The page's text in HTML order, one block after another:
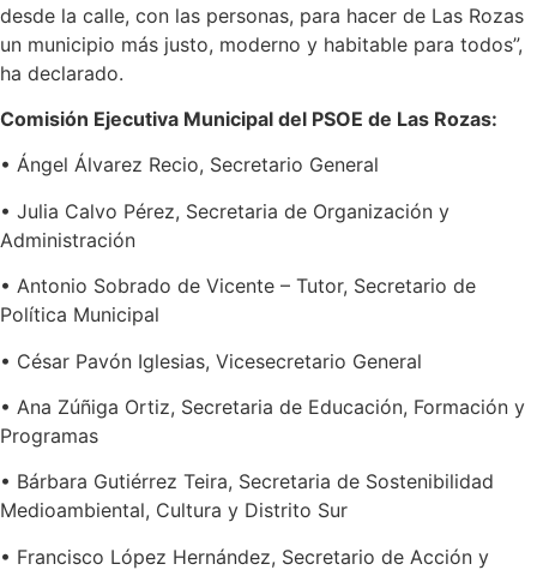
desde la calle, con las personas, para hacer de Las Rozas
un municipio más justo, moderno y habitable para todos”,
ha declarado.
Comisión Ejecutiva Municipal del PSOE de Las Rozas:
• Ángel Álvarez Recio, Secretario General
• Julia Calvo Pérez, Secretaria de Organización y
Administración
• Antonio Sobrado de Vicente – Tutor, Secretario de
Política Municipal
• César Pavón Iglesias, Vicesecretario General
• Ana Zúñiga Ortiz, Secretaria de Educación, Formación y
Programas
• Bárbara Gutiérrez Teira, Secretaria de Sostenibilidad
Medioambiental, Cultura y Distrito Sur
• Francisco López Hernández, Secretario de Acción y